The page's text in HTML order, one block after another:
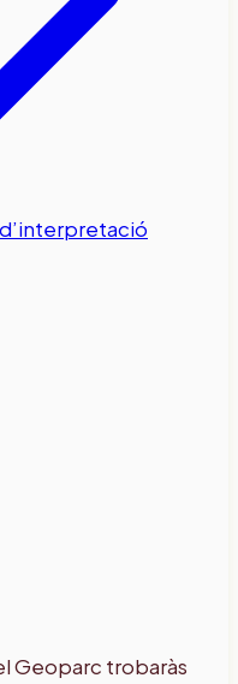
Geoparc trobaràs